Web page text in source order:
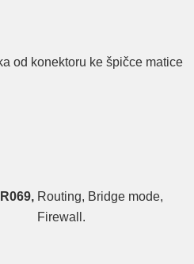
od konektoru ke špičce matice
Routing, Bridge mode,
Firewall.